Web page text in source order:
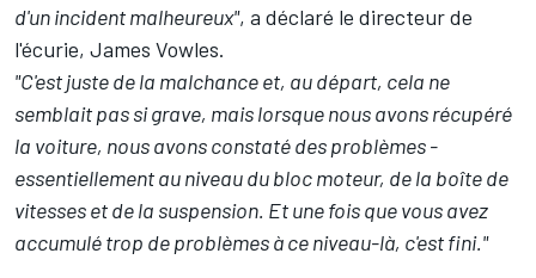
d'un incident malheureux", a déclaré le directeur de
l'écurie, James Vowles.
"C'est juste de la malchance et, au départ, cela ne
semblait pas si grave, mais lorsque nous avons récupéré
la voiture, nous avons constaté des problèmes -
essentiellement au niveau du bloc moteur, de la boîte de
vitesses et de la suspension. Et une fois que vous avez
accumulé trop de problèmes à ce niveau-là, c'est fini."